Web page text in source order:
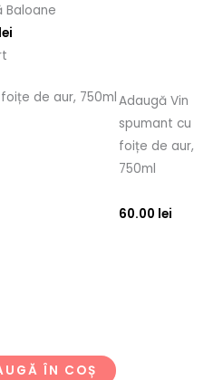
Baloane
lei
Adaugă Vin
spumant cu
foițe de aur,
750ml
60.00 lei
ÎN COȘ